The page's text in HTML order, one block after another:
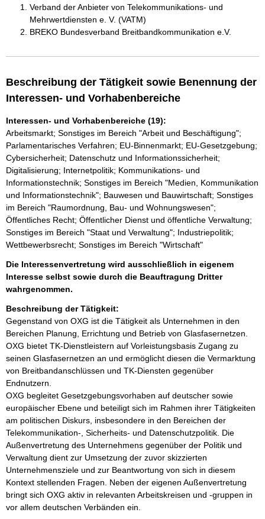
Verband der Anbieter von Telekommunikations- und
Mehrwertdiensten e. V. (VATM)
BREKO Bundesverband Breitbandkommunikation e.V.
Beschreibung der Tätigkeit sowie Benennung der
Interessen- und Vorhabenbereiche
Interessen- und Vorhabenbereiche (19):
Arbeitsmarkt; Sonstiges im Bereich "Arbeit und Beschäftigung";
Parlamentarisches Verfahren; EU-Binnenmarkt; EU-Gesetzgebung;
Cybersicherheit; Datenschutz und Informationssicherheit;
Digitalisierung; Internetpolitik; Kommunikations- und
Informationstechnik; Sonstiges im Bereich "Medien, Kommunikation
und Informationstechnik"; Bauwesen und Bauwirtschaft; Sonstiges
im Bereich "Raumordnung, Bau- und Wohnungswesen";
Öffentliches Recht; Öffentlicher Dienst und öffentliche Verwaltung;
Sonstiges im Bereich "Staat und Verwaltung"; Industriepolitik;
Wettbewerbsrecht; Sonstiges im Bereich "Wirtschaft"
Die Interessenvertretung wird ausschließlich in eigenem
Interesse selbst sowie durch die Beauftragung Dritter
wahrgenommen.
Beschreibung der Tätigkeit:
Gegenstand von OXG ist die Tätigkeit als Unternehmen in den
Bereichen Planung, Errichtung und Betrieb von Glasfasernetzen.
OXG bietet TK-Dienstleistern auf Vorleistungsbasis Zugang zu
seinen Glasfasernetzen an und ermöglicht diesen die Vermarktung
von Breitbandanschlüssen und TK-Diensten gegenüber
Endnutzern.
OXG begleitet Gesetzgebungsvorhaben auf deutscher sowie
europäischer Ebene und beteiligt sich im Rahmen ihrer Tätigkeiten
am politischen Diskurs, insbesondere in den Bereichen der
Telekommunikation-, Sicherheits- und Datenschutzpolitik. Die
Außenvertretung des Unternehmens gegenüber der Politik und
Verwaltung dient zur Umsetzung der zuvor skizzierten
Unternehmensziele und zur Beantwortung von sich in diesem
Kontext stellenden Fragen. Neben der eigenen Außenvertretung
bringt sich OXG aktiv in relevanten Arbeitskreisen und -gruppen in
vor allem deutschen Verbänden ein.